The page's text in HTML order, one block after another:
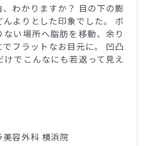
、わかりますか？ 目の下の膨
んよりとした印象でした。 ボ
ない場所へ脂肪を移動、余り
でフラットなお目元に。 凹凸
けでこんなにも若返って見え
容外科 横浜院